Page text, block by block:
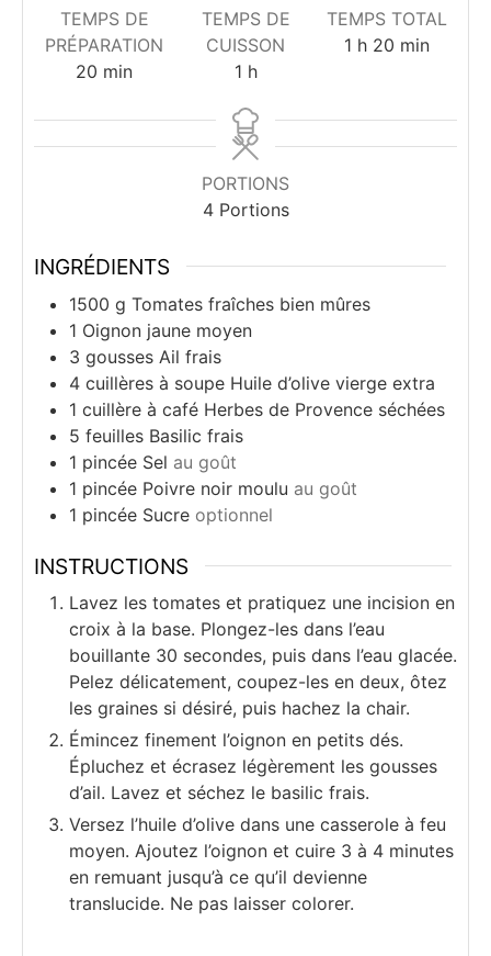
TEMPS DE
PRÉPARATION
20 minutes
min
TEMPS DE
CUISSON
1heure
h
TEMPS TOTAL
1heure
h 20minutes
min
PORTIONS
4 Portions
INGRÉDIENTS
1500 g Tomates fraîches bien mûres
1 Oignon jaune moyen
3 gousses Ail frais
4 cuillères à soupe Huile d’olive vierge extra
1 cuillère à café Herbes de Provence séchées
5 feuilles Basilic frais
1 pincée Sel au goût
1 pincée Poivre noir moulu au goût
1 pincée Sucre optionnel
INSTRUCTIONS
Lavez les tomates et pratiquez une incision en
croix à la base. Plongez-les dans l’eau
bouillante 30 secondes, puis dans l’eau glacée.
Pelez délicatement, coupez-les en deux, ôtez
les graines si désiré, puis hachez la chair.
Émincez finement l’oignon en petits dés.
Épluchez et écrasez légèrement les gousses
d’ail. Lavez et séchez le basilic frais.
Versez l’huile d’olive dans une casserole à feu
moyen. Ajoutez l’oignon et cuire 3 à 4 minutes
en remuant jusqu’à ce qu’il devienne
translucide. Ne pas laisser colorer.